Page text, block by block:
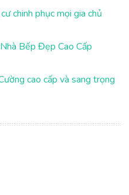
chinh phục mọi gia chủ
Bếp Đẹp Cao Cấp
cao cấp và sang trọng